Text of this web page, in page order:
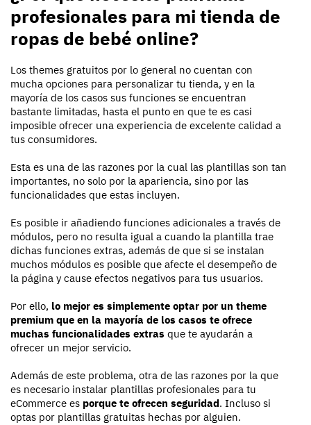
profesionales para mi tienda de
ropas de bebé online?
Los themes gratuitos por lo general no cuentan con
mucha opciones para personalizar tu tienda, y en la
mayoría de los casos sus funciones se encuentran
bastante limitadas, hasta el punto en que te es casi
imposible ofrecer una experiencia de excelente calidad a
tus consumidores.
Esta es una de las razones por la cual las plantillas son tan
importantes, no solo por la apariencia, sino por las
funcionalidades que estas incluyen.
Es posible ir añadiendo funciones adicionales a través de
módulos, pero no resulta igual a cuando la plantilla trae
dichas funciones extras, además de que si se instalan
muchos módulos es posible que afecte el desempeño de
la página y cause efectos negativos para tus usuarios.
Por ello, lo mejor es simplemente optar por un theme
premium que en la mayoría de los casos te ofrece
muchas funcionalidades extras que te ayudarán a
ofrecer un mejor servicio.
Además de este problema, otra de las razones por la que
es necesario instalar plantillas profesionales para tu
eCommerce es porque te ofrecen seguridad. Incluso si
optas por plantillas gratuitas hechas por alguien.